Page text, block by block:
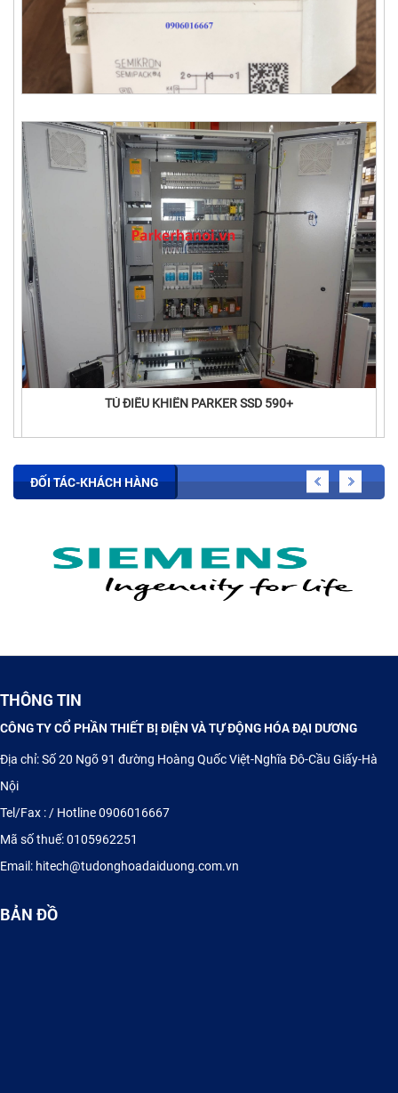
Thyristor SKET330/22E - Semikron
TỦ ĐIỀU KHIỂN PARKER SSD 590+
TỦ ĐIỆN ĐIỀU KHIỂN PLC - HMI
ĐỐI TÁC-KHÁCH HÀNG
THÔNG TIN
CÔNG TY CỔ PHẦN THIẾT BỊ ĐIỆN VÀ TỰ ĐỘNG HÓA ĐẠI DƯƠNG
Địa chỉ: Số 20 Ngõ 91 đường Hoàng Quốc Việt-Nghĩa Đô-Cầu Giấy-Hà
Nội
Tel/Fax : / Hotline 0906016667
Mã số thuế: 0105962251
Email: hitech@tudonghoadaiduong.com.vn
BẢN ĐỒ